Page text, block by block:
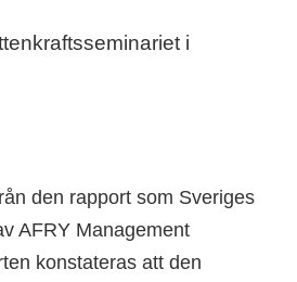
i
den rapport som Sveriges
AFRY Management
konstateras att den